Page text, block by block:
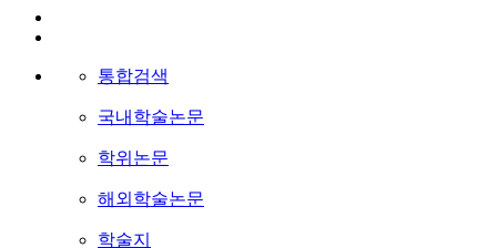
통합검색
국내학술논문
학위논문
해외학술논문
학술지